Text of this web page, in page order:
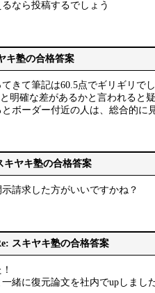
なら投稿するでしょう
キ塾の合格答案
きて筆記は60.5点でギリギリで
明確な差があるかと言われると
ボーダー付近の人は、総合的
キヤキ塾の合格答案
請求した方がいいですかね？
スキヤキ塾の合格答案
緒に復元論文を社内でupしまし